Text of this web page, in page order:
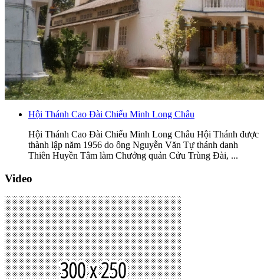
Hội Thánh Cao Đài Chiếu Minh Long Châu
Hội Thánh Cao Đài Chiếu Minh Long Châu Hội Thánh được
thành lập năm 1956 do ông Nguyễn Văn Tự thánh danh
Thiên Huyền Tâm làm Chưởng quản Cửu Trùng Đài, ...
Video